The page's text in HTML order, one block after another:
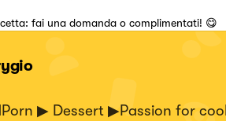
fai una domanda o complimentati! 😋
▶ Dessert ▶Passion for